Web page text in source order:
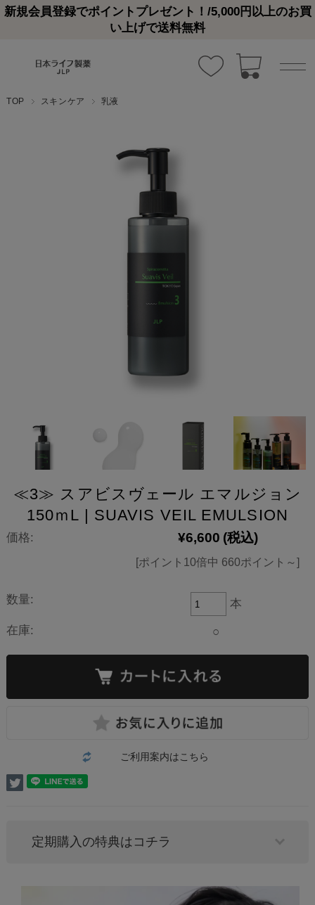
新規会員登録でポイントプレゼント！/5,000円以上のお買
い上げで送料無料
TOP スキンケア 乳液
≪3≫ スアビスヴェール エマルジョン
150ｍL | SUAVIS VEIL EMULSION
価格: ¥6,600 (税込)
[ポイント10倍中 660ポイント～]
数量: 本
在庫: ○
ご利用案内はこちら
定期購入の特典はコチラ